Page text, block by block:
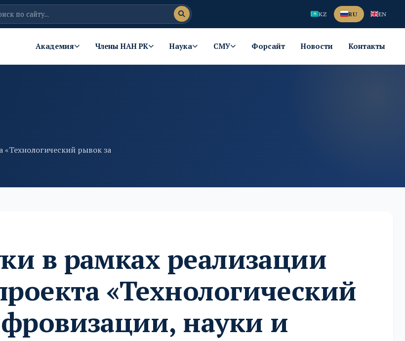
KZ RU EN
Академия Члены НАН РК Наука СМУ Форсайт Новости Контакты
рывок за
в рамках реализации
«Технологический
науки и